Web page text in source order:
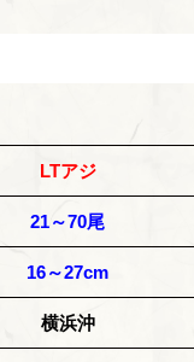
LTアジ
21～70尾
16～27cm
横浜沖